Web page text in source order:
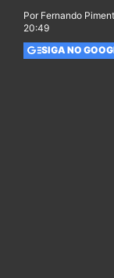
Por Fernando
20:49
SIGA NO